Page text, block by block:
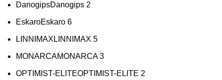
DanogipsDanogips 2
EskaroEskaro 6
LINNIMAX LINNIMAX 5
MONARCAMONARCA 3
OPTIMIST-ELITEOPTIMIST-ELITE 2